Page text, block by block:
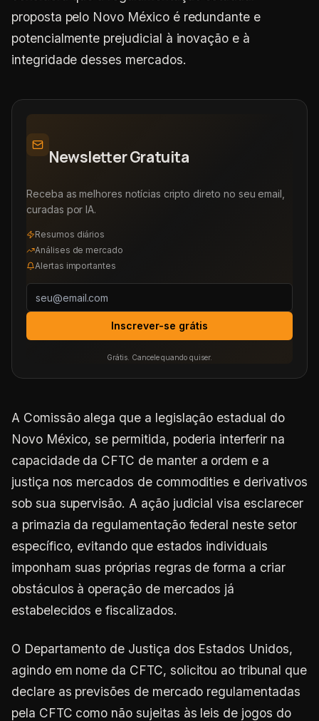
proposta pelo Novo México é redundante e
potencialmente prejudicial à inovação e à
integridade desses mercados.
Newsletter Gratuita
Receba as melhores notícias cripto direto no seu email,
curadas por IA.
Resumos diários
Análises de mercado
Alertas importantes
Inscrever-se grátis
Grátis. Cancele quando quiser.
A Comissão alega que a legislação estadual do
Novo México, se permitida, poderia interferir na
capacidade da CFTC de manter a ordem e a
justiça nos mercados de commodities e derivativos
sob sua supervisão. A ação judicial visa esclarecer
a primazia da regulamentação federal neste setor
específico, evitando que estados individuais
imponham suas próprias regras de forma a criar
obstáculos à operação de mercados já
estabelecidos e fiscalizados.
O Departamento de Justiça dos Estados Unidos,
agindo em nome da CFTC, solicitou ao tribunal que
declare as previsões de mercado regulamentadas
pela CFTC como não sujeitas às leis de jogos do